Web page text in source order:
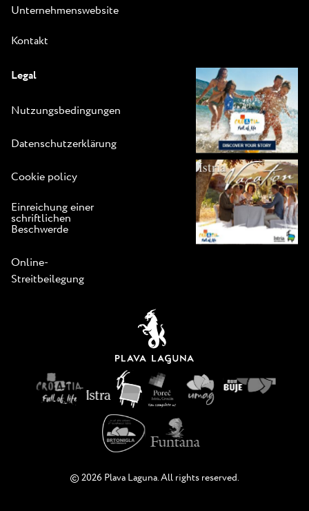
Unternehmenswebsite
Kontakt
Legal
Nutzungsbedingungen
Datenschutzerklärung
Cookie policy
Einreichung einer
schriftlichen
Beschwerde
Online-
Streitbeilegung
© 2026 Plava Laguna. All rights reserved.